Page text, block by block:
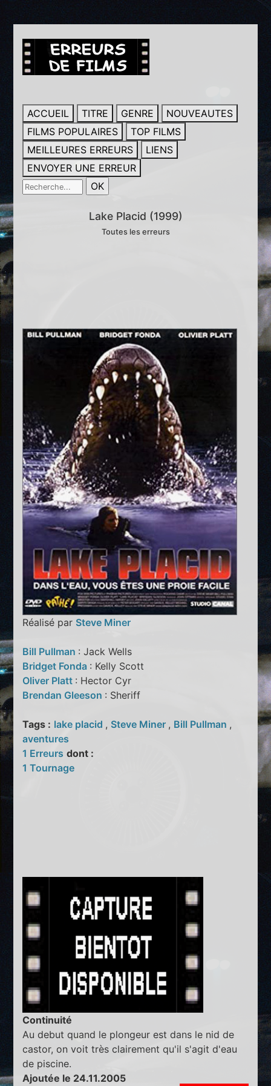
ACCUEIL TITRE GENRE
NOUVEAUTES
FILMS POPULAIRES
TOP FILMS
MEILLEURES ERREURS
LIENS
ENVOYER UNE ERREUR
Lake Placid (1999)
Toutes les erreurs
Réalisé par Steve Miner
Bill Pullman : Jack Wells
Bridget Fonda : Kelly Scott
Oliver Platt : Hector Cyr
Brendan Gleeson : Sheriff
Tags : lake placid , Steve Miner , Bill Pullman ,
aventures
1 Erreurs dont :
1 Tournage
Continuité
Au debut quand le plongeur est dans le nid de
castor, on voit très clairement qu'il s'agit d'eau
de piscine.
Ajoutée le 24.11.2005